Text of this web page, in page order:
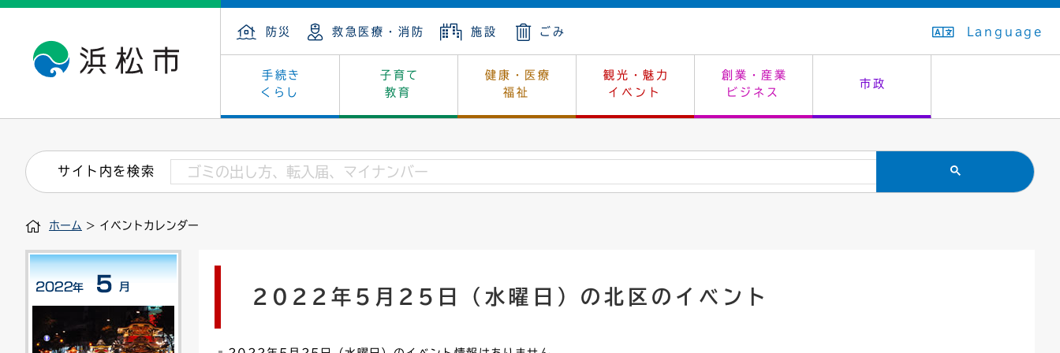
防災 救急医療・消防 施設 ごみ Language
手続き
くらし
子育て
教育
健康・医療
福祉
観光・魅力
イベント
創業・産業
ビジネス
市政
戸籍・住民の手続き 保険・年金 上下水道 生活排水
住まい・建築 墓地・斎場 消費生活 市民安全
税金
道路・交通・河川
印鑑登録証明書 戸籍謄本・抄本 住所変更
道路台帳
子育て・青少年・若者 教育 生涯学習 教育委員会
看護専門学校 学級閉鎖 幼稚園一覧 入学式・卒業式
小学校一覧
健康・医療 福祉 休日当番医 救急・夜間診療
介護保険 保健所 感染症
文化・芸術 文化財 レジャー・スポーツ 施設予約（まつぼっくり）
浜松・浜名湖だいすきネット はじめよう、ハマライフ はたちの集い
産業振興 カーボンニュートラル 土地 指定管理者制度
発注情報(入札・契約) 福祉・介護 環境対策 公共事業の技術監理
募集
市の概要 庁舎案内 市長の部屋 議会
外郭団体 統計 選挙 オープンデータ
職員採用
行政区
会議 情報公開・個人情報 監査
附属機関
サイト内を検索
ホーム > イベントカレンダー
2022年5月25日（水曜日）の北区のイベント